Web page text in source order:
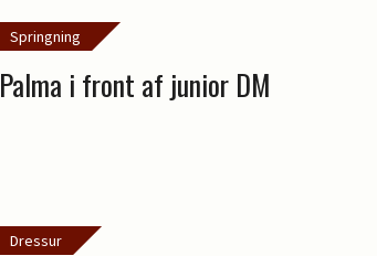
Springning
Palma i front af junior DM
Dressur